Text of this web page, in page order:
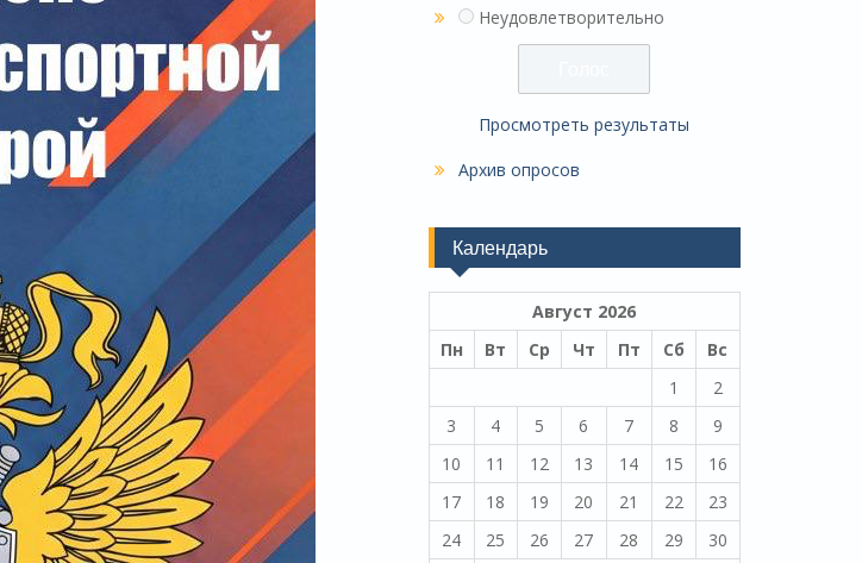
Неудовлетворительно
Просмотреть результаты
Архив опросов
Календарь
Август 2026
Пн
Вт Ср Чт Пт Сб
Вс
1
2
3
4 5 6 7 8
9
10
11 12 13 14 15
16
17
18 19 20 21 22
23
24
25 26 27 28 29
30